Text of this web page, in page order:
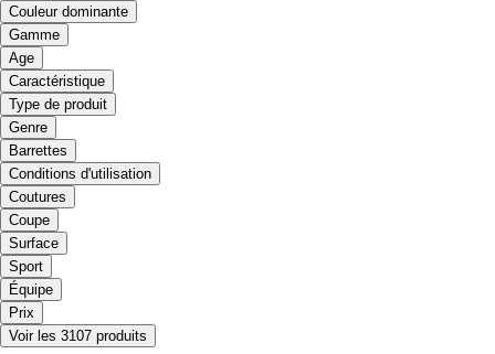
Couleur dominante
Gamme
Age
Caractéristique
Type de produit
Genre
Barrettes
Conditions d'utilisation
Coutures
Coupe
Surface
Sport
Équipe
Prix
Voir les 3107 produits